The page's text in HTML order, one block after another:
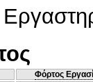
Φόρτος